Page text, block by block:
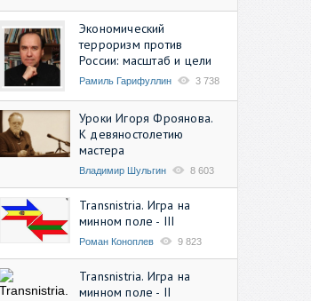
Экономический
терроризм против
России: масштаб и цели
Рамиль Гарифуллин 3 738
Уроки Игоря Фроянова.
К девяностолетию
мастера
Владимир Шульгин 8 603
Transnistria. Игра на
минном поле - III
Роман Коноплев 9 823
Transnistria. Игра на
минном поле - II